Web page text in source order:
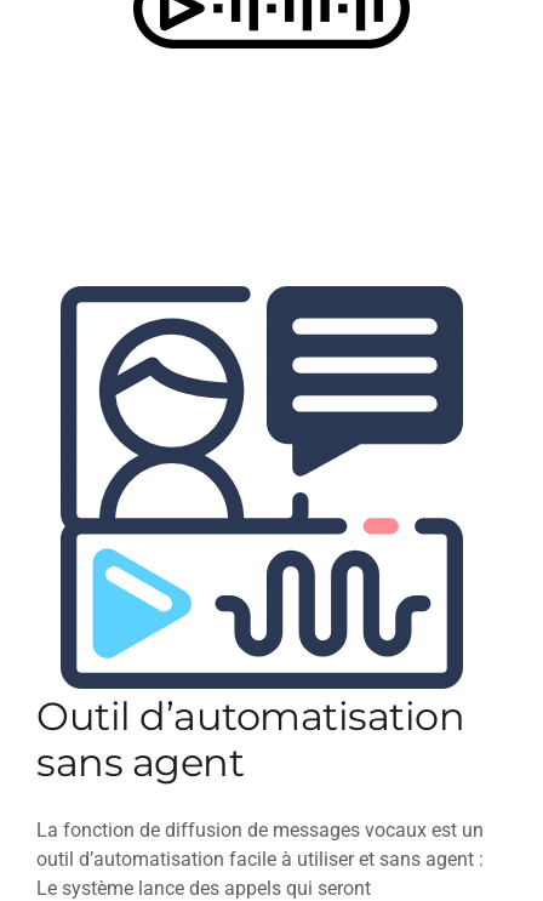
Outil d’automatisation
sans agent
La fonction de diffusion de messages vocaux est un
outil d’automatisation facile à utiliser et sans agent :
Le système lance des appels qui seront